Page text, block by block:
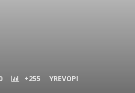
+255 YREVOPI